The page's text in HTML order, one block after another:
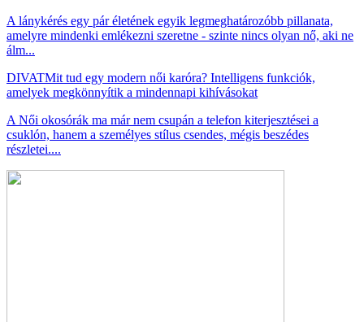
A lánykérés egy pár életének egyik legmeghatározóbb pillanata,
amelyre mindenki emlékezni szeretne - szinte nincs olyan nő, aki ne
álm...
DIVATMit tud egy modern női karóra? Intelligens funkciók,
amelyek megkönnyítik a mindennapi kihívásokat
A Női okosórák ma már nem csupán a telefon kiterjesztései a
csuklón, hanem a személyes stílus csendes, mégis beszédes
részletei....